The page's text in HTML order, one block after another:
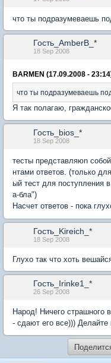
что ты подразумеваешь
Гость_AmberB_*
18 Sep 2008
BARMEN (17.09.2008 -
что ты подразумеваешь
Я так полагаю,
Гость_bios_*
18 Sep 2008
тесты представляюn
нтами ответов. (только
ый тест для поступления
а-бла")
Насчет ответов - пока
Гость_Kireich_*
18 Sep 2008
Глухо так что хоть
Гость_Irinke1_*
26 Sep 2008
Народ! Ничего страшного
- сдают его все)))